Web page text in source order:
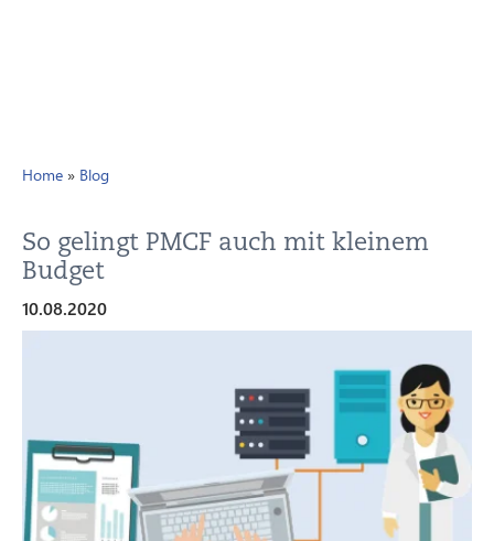
Home » Blog
So gelingt PMCF auch mit kleinem
Budget
10.08.2020